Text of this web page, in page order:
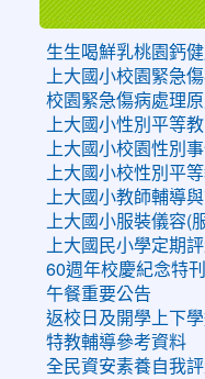
生生喝鮮乳桃園鈣
上大國小校園緊急
校園緊急傷病處理原
上大國小性別平等
上大國小校園性別
上大國小校性別平
上大國小教師輔導
上大國小服裝儀容(
上大國民小學定期
60週年校慶紀念特刊
午餐重要公告
返校日及開學上下
特教輔導參考資料
全民資安素養自我